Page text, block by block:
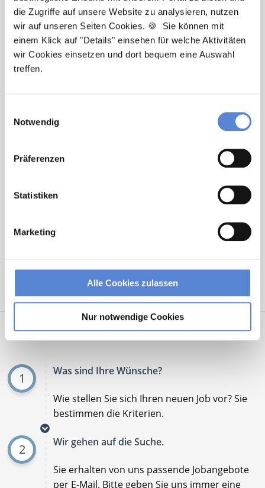
die Zugriffe auf unsere Website zu analysieren, nutzen
wir auf unseren Seiten Cookies. 🍪 Sie können mit
einem Klick auf "Details" einsehen für welche Aktivitäten
wir Cookies einsetzen und dort bequem eine Auswahl
treffen.
Notwendig
Präferenzen
Statistiken
Marketing
Alle Cookies zulassen
Nur notwendige Cookies
Newsletter-Service: Ich möchte über
Neuigkeiten in der Allgemeinmedizin
informiert werden und Tipps zur Jobsuche
analysiert werden, damit passende und
bereitgestellt werden können. Im Übrigen
habe ich die Datenschutzerklärung gelesen
habe ich die
gelesen
markierte Felder sind Pflichtfelder
Ablauf der Stellenvermittlung:
1 Was sind Ihre Wünsche?
Wie stellen Sie sich Ihren neuen Job vor? Sie
bestimmen die Kriterien.
2 Wir gehen auf die Suche.
Sie erhalten von uns passende Jobangebote
per E-Mail. Bitte geben Sie uns immer eine